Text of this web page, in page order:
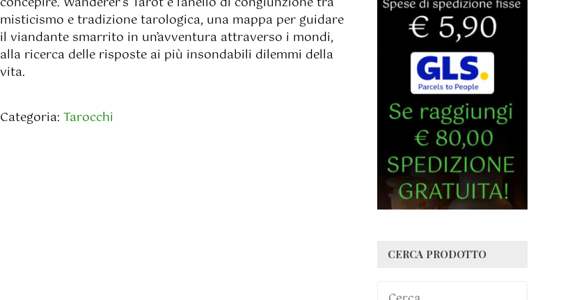
misticismo e tradizione tarologica, una mappa per guidare
il viandante smarrito in un’avventura attraverso i mondi,
alla ricerca delle risposte ai più insondabili dilemmi della
vita.
Categoria: Tarocchi
CERCA PRODOTTO